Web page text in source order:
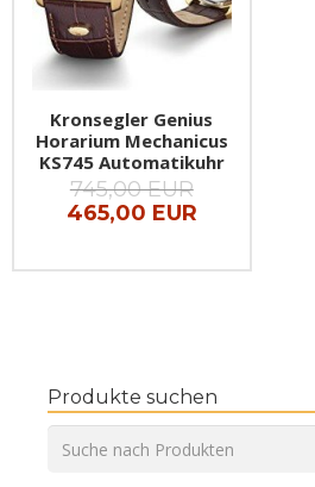
Kronsegler Genius
Horarium Mechanicus
KS745 Automatikuhr
745,00 EUR
465,00 EUR
Produkte suchen